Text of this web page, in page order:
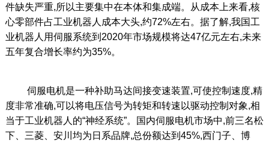
件缺失严重,所以主要集中在本体和集成端。从成本上来看,核
心零部件占工业机器人成本大头,约72%左右。据了解,我国工
业机器人用伺服系统到2020年市场规模将达47亿元左右,未来
五年复合增长率约为35%。
伺服电机是一种补助马达间接变速装置,可使控制速度,精
度非常准确,可以将电压信号为转矩和转速以驱动控制对象,相
当于工业机器人的“神经系统”。国内伺服电机市场中,前三名松
下、三菱、安川均为日系品牌,总份额达到45%,西门子、博